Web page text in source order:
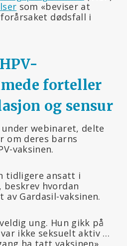
som «beviser at
dødsfall i
forteller
og sensur
webinaret, delte
om deres barns
vaksinen.
tidligere ansatt i
beskrev hvordan
Gardasil-vaksinen.
ung. Hun gikk på
ikke seksuelt aktiv …
ha tatt vaksinen»,